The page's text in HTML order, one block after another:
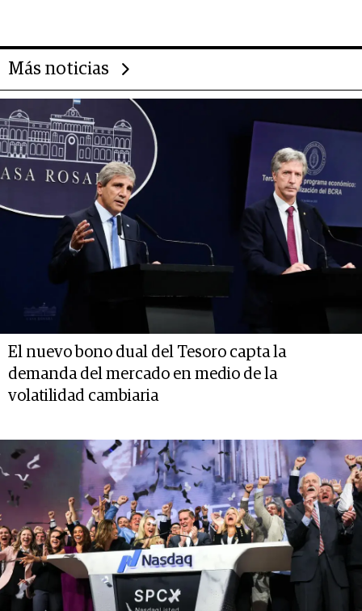
Más noticias
El nuevo bono dual del Tesoro capta la
demanda del mercado en medio de la
volatilidad cambiaria